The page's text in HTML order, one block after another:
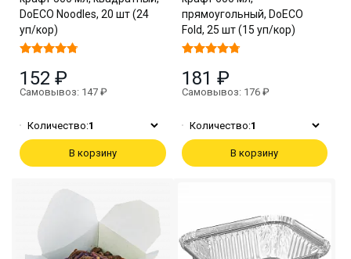
DoECO Noodles, 20 шт (24
уп/кор)
152 ₽
Самовывоз: 147 ₽
Количество:1
В корзину
прямоугольный, DoECO
Fold, 25 шт (15 уп/кор)
181 ₽
Самовывоз: 176 ₽
Количество:1
В корзину